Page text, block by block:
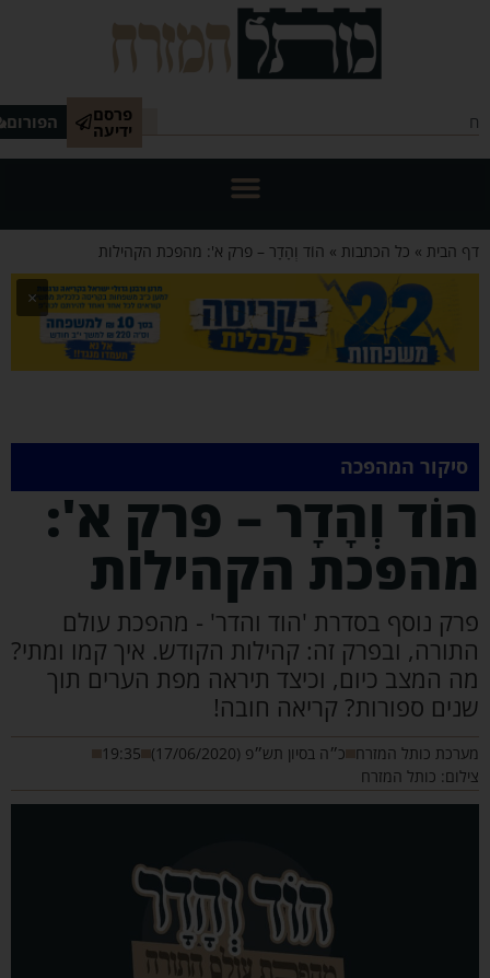
פרסם
ידיעה הפורום
»כל הכתבות»הוֹד וְהָדָר – פרק א': מהפכת הקהילות
×
המהפכה
וְהָדָר – פרק א':
הקהילות
נוסף בסדרת 'הוד והדר' - מהפכת עולם
ובפרק זה: קהילות הקודש. איך קמו ומתי?
המצב כיום, וכיצד תיראה מפת הערים תוך
ספורות? קריאה חובה!
כותל המזרח כ״ה בסיון תש״פ (17/06/2020)
19:35
כותל המזרח